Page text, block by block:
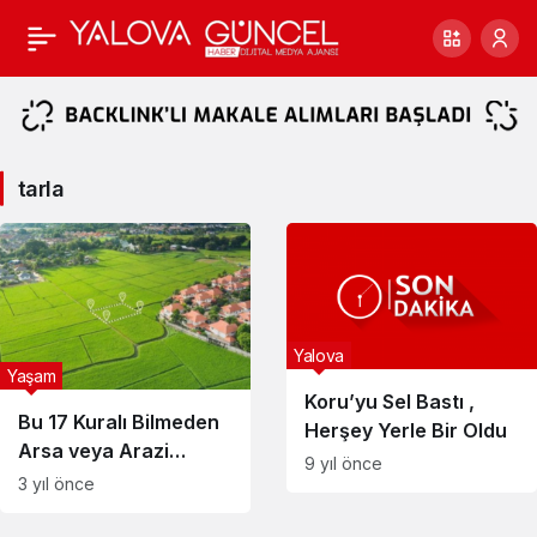
tarla
Haberleri
tarla
Bu 17 Kuralı Bilmeden
Arsa veya Arazi
Almayın
Yaşam
3 yıl önce
Koru’yu Sel Bastı ,
Herşey Yerle Bir Oldu
Yalova
9 yıl önce